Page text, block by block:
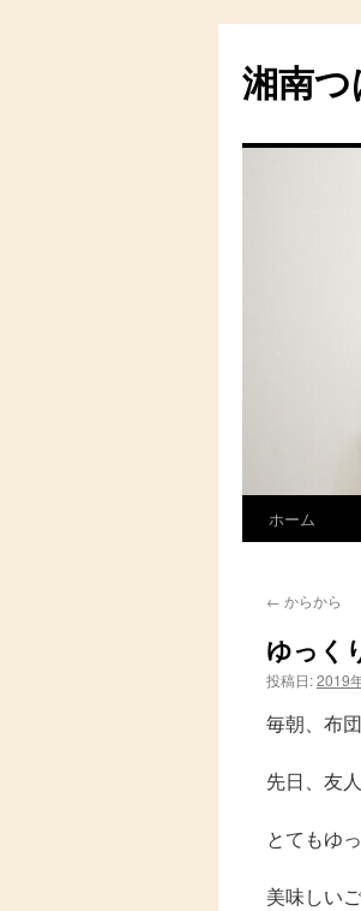
湘南
ホーム
← からから
ゆっく
投稿日:2019
毎朝、布
先日、友
とてもゆ
美味